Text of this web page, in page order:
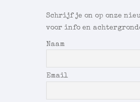
Schrijf je on op onze
voor info en
Naam
Email